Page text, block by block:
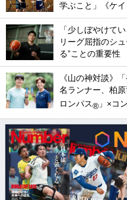
学ぶこと」《ケ
「少しぼやけて
リーグ屈指のシ
る”ことの重要性
《山の神対談》
名ランナー、柏
ロンパス® 」×コ